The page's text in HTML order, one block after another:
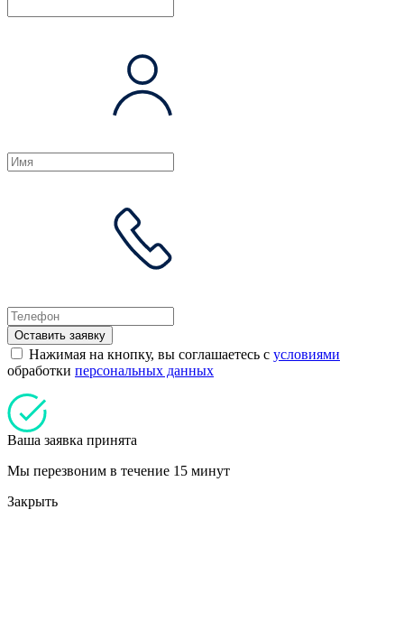
Оставить заявку
Нажимая на кнопку, вы соглашаетесь с условиями
обработки персональных данных
Ваша заявка принята
Мы перезвоним в течение 15 минут
Закрыть